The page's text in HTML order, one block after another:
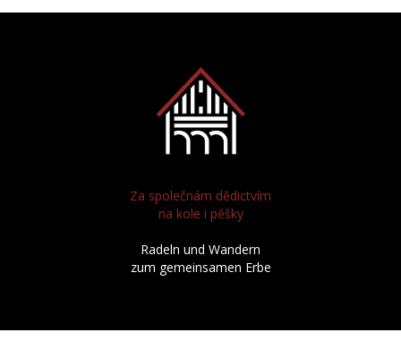
Za společnám dědictvím
na kole i pěšky
Radeln und Wandern
zum gemeinsamen Erbe